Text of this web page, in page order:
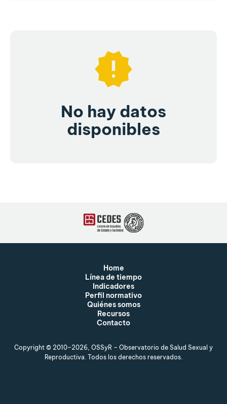
No hay datos
disponibles
Home
Línea de tiempo
Indicadores
Perfil normativo
Quiénes somos
Recursos
Contacto
Copyright © 2010–2026, OSSyR – Observatorio de Salud Sexual y
Reproductiva. Todos los derechos reservados.